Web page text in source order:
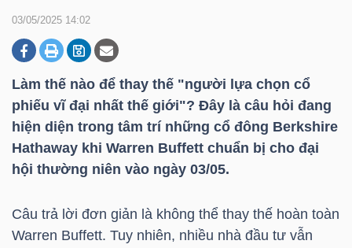
03/05/2025 14:02
Làm thế nào để thay thế "người lựa chọn cổ
phiếu vĩ đại nhất thế giới"? Đây là câu hỏi đang
hiện diện trong tâm trí những cổ đông Berkshire
Hathaway khi Warren Buffett chuẩn bị cho đại
hội thường niên vào ngày 03/05.
Câu trả lời đơn giản là không thể thay thế hoàn toàn
Warren Buffett. Tuy nhiên, nhiều nhà đầu tư vẫn
DOANH
NGHIỆP